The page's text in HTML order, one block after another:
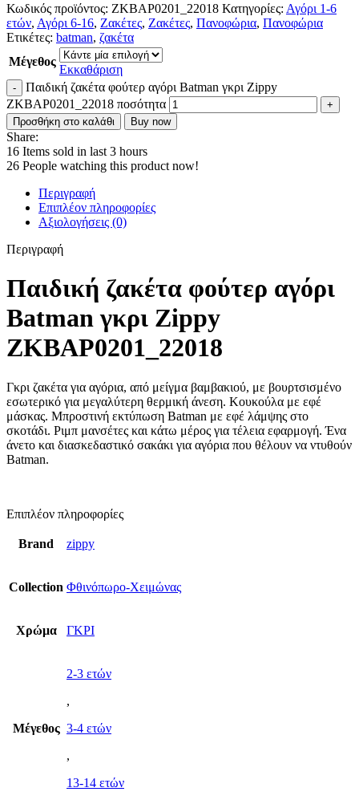
Κωδικός προϊόντος: ZKBAP0201_22018 Κατηγορίες: Αγόρι 1-6
ετών, Αγόρι 6-16, Ζακέτες, Ζακέτες, Πανοφώρια, Πανοφώρια
Ετικέτες: batman, ζακέτα
Μέγεθος
Εκκαθάριση
Παιδική ζακέτα φούτερ αγόρι Batman γκρι Zippy
ZKBAP0201_22018 ποσότητα
Προσθήκη στο καλάθι Buy now
Share:
16 Items sold in last 3 hours
26 People watching this product now!
Περιγραφή
Επιπλέον πληροφορίες
Αξιολογήσεις (0)
Περιγραφή
Παιδική ζακέτα φούτερ αγόρι
Batman γκρι Zippy
ZKBAP0201_22018
Γκρι ζακέτα για αγόρια, από μείγμα βαμβακιού, με βουρτσισμένο
εσωτερικό για μεγαλύτερη θερμική άνεση. Κουκούλα με εφέ
μάσκας. Μπροστινή εκτύπωση Batman με εφέ λάμψης στο
σκοτάδι. Ριμπ μανσέτες και κάτω μέρος για τέλεια εφαρμογή. Ένα
άνετο και διασκεδαστικό σακάκι για αγόρια που θέλουν να ντυθούν
Batman.
Επιπλέον πληροφορίες
Brand zippy
Collection Φθινόπωρο-Χειμώνας
Χρώμα ΓΚΡΙ
Μέγεθος
2-3 ετών
,
3-4 ετών
,
13-14 ετών